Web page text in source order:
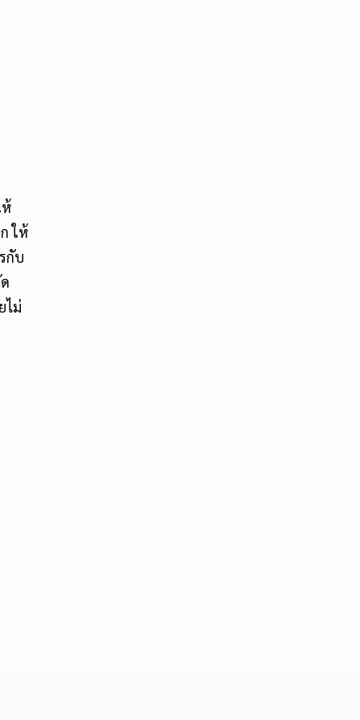
ห้
ให้
กับ
ไม่